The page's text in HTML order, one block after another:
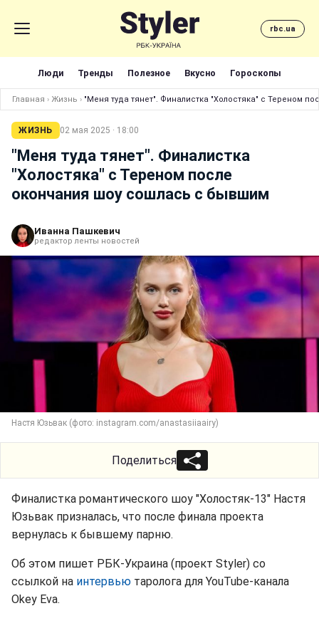
rbc.ua
Люди Тренды Полезное Вкусно Гороскопы
Главная › Жизнь › "Меня туда тянет". Финалистка "Холостяка" с Тереном
ЖИЗНЬ 02 мая 2025 · 18:00
"Меня туда тянет". Финалистка
"Холостяка" с Тереном после
окончания шоу сошлась с бывшим
Иванна Пашкевич
редактор ленты новостей
Настя Юзьвак (фото: instagram.com/anastasiiaairy)
Поделиться
Финалистка романтического шоу "Холостяк-13" Настя
Юзьвак призналась, что после финала проекта
вернулась к бывшему парню.
Об этом пишет РБК-Украина (проект Styler) со
ссылкой на интервью таролога для YouTube-канала
Okey Eva.